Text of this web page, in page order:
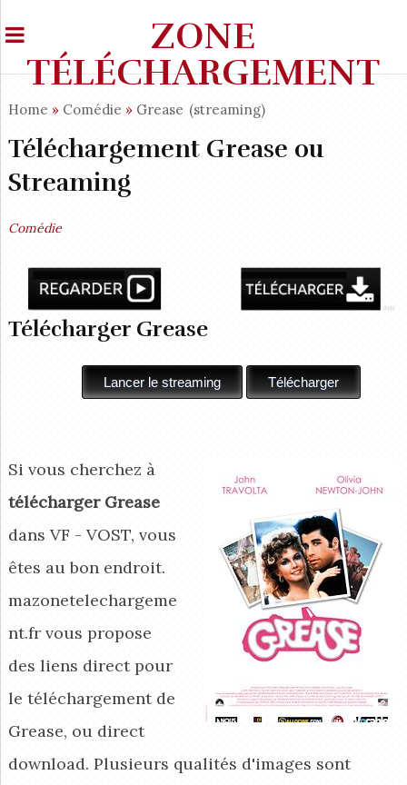
ZONE
TÉLÉCHARGEMENT
Home » Comédie » Grease (streaming)
Téléchargement Grease ou
Streaming
Comédie
Télécharger Grease
Si vous cherchez à
télécharger Grease
dans VF - VOST, vous
êtes au bon endroit.
mazonetelechargeme
nt.fr vous propose
des liens direct pour
le téléchargement de
Grease, ou direct
download. Plusieurs qualités d'images sont